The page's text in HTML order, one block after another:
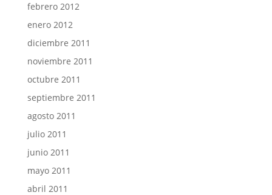
febrero 2012
enero 2012
diciembre 2011
noviembre 2011
octubre 2011
septiembre 2011
agosto 2011
julio 2011
junio 2011
mayo 2011
abril 2011